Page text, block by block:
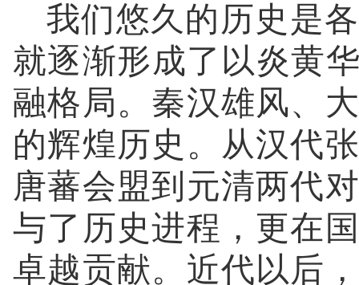
我们悠久的历史是
就逐渐形成了以炎黄
融格局。秦汉雄风、
的辉煌历史。从汉代
唐蕃会盟到元清两代
与了历史进程，更在
卓越贡献。近代以后